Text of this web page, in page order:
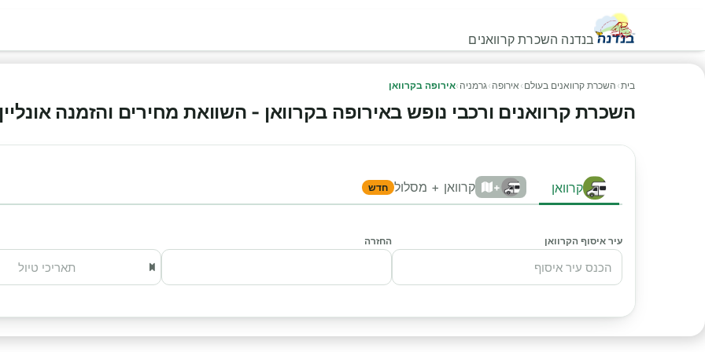
בנדנה השכרת קרוואנים
בית› השכרת קרוואנים בעולם › אירופה ›גרמניה ›אירופה בקרוואן
השכרת קרוואנים ורכבי נופש באירופה בקרוואן - השוואת מחירים והזמנה אונליין
קרוואן + קרוואן + מסלול חדש
עיר איסוף הקרוואן החזרה